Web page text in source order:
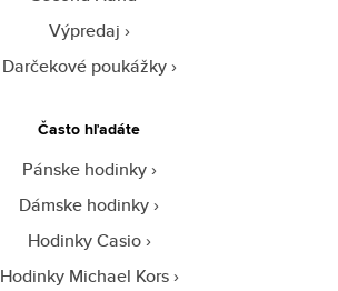
Výpredaj
Darčekové poukážky
Často hľadáte
Pánske hodinky
Dámske hodinky
Hodinky Casio
Hodinky Michael Kors